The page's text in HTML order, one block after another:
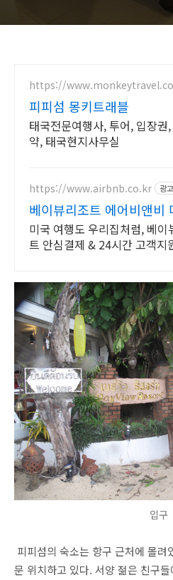
https://
피피섬 몽키트래블
태국전문여행사, 투어, 입장권
약, 태국현지사무실
https://www.airbnb.co.kr 광고
베이뷰리조트 에어비앤비
인기숙소 둘러보기
미국 여행도 우리집처럼, 베이
트 안심결제 & 24시간 고객지
입구
피피섬의 숙소는 항구 근처에 몰려
문 위치하고 있다. 서양 젊은 친구